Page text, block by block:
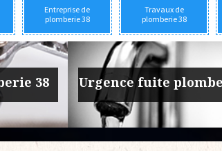
Entreprise de
plomberie 38
Travaux de
plomberie 38
38 Travaux de